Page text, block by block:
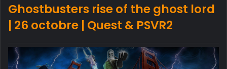
Ghostbusters rise of the ghost lord
| 26 octobre | Quest & PSVR2